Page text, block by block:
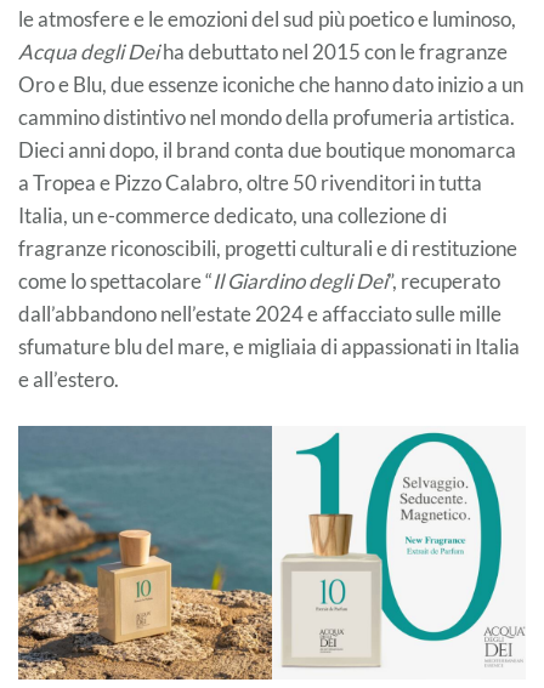
le atmosfere e le emozioni del sud più poetico e luminoso,
Acqua degli Deiha debuttato nel 2015 con le fragranze
Oro e Blu, due essenze iconiche che hanno dato inizio a un
cammino distintivo nel mondo della profumeria artistica.
Dieci anni dopo, il brand conta due boutique monomarca
a Tropea e Pizzo Calabro, oltre 50 rivenditori in tutta
Italia, un e-commerce dedicato, una collezione di
fragranze riconoscibili, progetti culturali e di restituzione
come lo spettacolare “Il Giardino degli Dei”, recuperato
dall’abbandono nell’estate 2024 e affacciato sulle mille
sfumature blu del mare, e migliaia di appassionati in Italia
e all’estero.